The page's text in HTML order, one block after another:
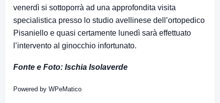
venerdì si sottoporrà ad una approfondita visita
specialistica presso lo studio avellinese dell’ortopedico
Pisaniello e quasi certamente lunedì sarà effettuato
l’intervento al ginocchio infortunato.
Fonte e Foto: Ischia Isolaverde
Powered by WPeMatico